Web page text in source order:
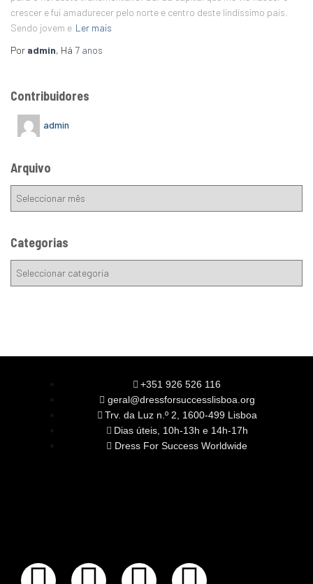
crescer e fui amadurecer pelo norte e centro deste lindíssimo país.
Sendo jovem e Ler mais
Por admin, Há 7 anos
Contribuidores
admin
Arquivo
Categorias
+351 926 526 116
geral@dressforsuccesslisboa.org
Trv. da Luz n.º 2, 1600-499 Lisboa
Dias úteis, 10h-13h e 14h-17h
Dress For Success Worldwide